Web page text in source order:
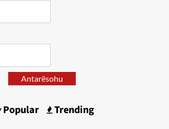
Antarësohu
Popular Trending